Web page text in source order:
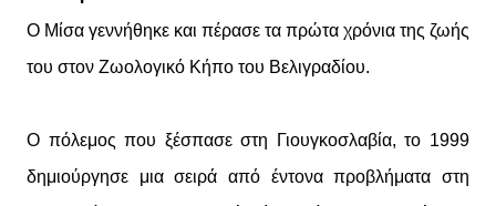
Ο Μίσα γεννήθηκε και πέρασε τα πρώτα χρόνια της ζωής
του στον Ζωολογικό Κήπο του Βελιγραδίου.
Ο πόλεμος που ξέσπασε στη Γιουγκοσλαβία, το 1999
δημιούργησε μια σειρά από έντονα προβλήματα στη